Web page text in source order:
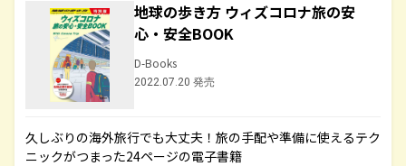
地球の歩き方 ウィズコロナ旅の安
心・安全BOOK
D-Books
2022.07.20 発売
久しぶりの海外旅行でも大丈夫！旅の手配や準備に使えるテク
ニックがつまった24ページの電子書籍